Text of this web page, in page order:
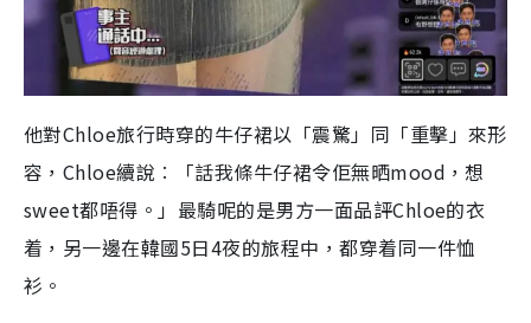
他對Chloe旅行時穿的牛仔裙以「震驚」同「重擊」來形
容，Chloe續說︰「話我條牛仔裙令佢無晒mood，想
sweet都唔得。」最騎呢的是男方一面品評Chloe的衣
着，另一邊在韓國5日4夜的旅程中，都穿着同一件恤
衫。